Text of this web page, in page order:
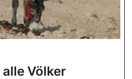
alle
alle Völker